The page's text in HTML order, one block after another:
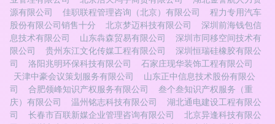
源有限公司
佳职联程管理咨询（北京）有限公司
程力专用汽车
股份有限公司销售十分
北京梦迈科技有限公司
深圳前海钱包信
息技术有限公司
山东犇森贸易有限公司
深圳市同移空间技术有
限公司
贵州东江文化传媒工程有限公司
深圳恒瑞硅橡胶有限公
司
洛阳兆明环保科技有限公司
石家庄现华装饰工程有限公司
天津中豪会议策划服务有限公司
山东正中信息技术股份有限公
司
合肥领峰知识产权服务有限公司
叁个叁知识产权服务（重
庆）有限公司
温州铭志科技有限公司
湖北通电建设工程有限公
司
长春市百联新媒企业管理咨询有限公司
北京异逢科技有限公